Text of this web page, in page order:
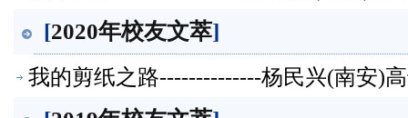
[2020年校友文萃]
我的剪纸之路--------------杨民兴(南安)